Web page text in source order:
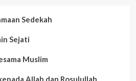
Sedekah
Sejati
Muslim